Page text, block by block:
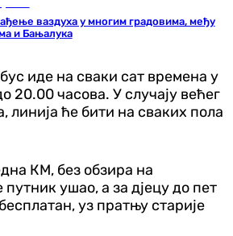
ваздуха у многим градовима, међу
и Бањалука
иде на сваки сат времена у
20.00 часова. У случају већег
линија ће бити на сваких пола
КМ, без обзира на
путник ушао, а за дјецу до пет
уз пратњу старије